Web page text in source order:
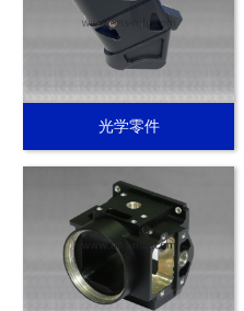
光学零件